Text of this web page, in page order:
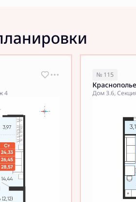
4
№ 115
Краснополье
Дом 3.6,